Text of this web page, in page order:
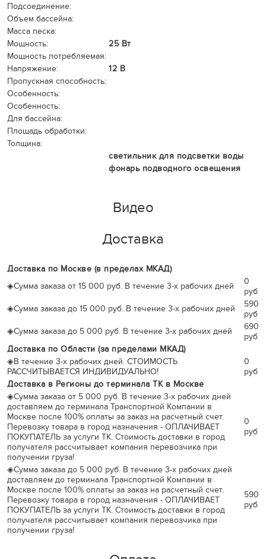
Подсоединение:
Объем бассейна:
Масса песка:
Мощность:
25 Вт
Мощность потребляемая:
Напряжение:
12 В
Пропускная способность:
Особенность:
Особенность:
Для бассейна:
Площадь обработки:
Толщина:
светильник для подсветки воды
фонарь подводного освещения
Видео
Доставка
Доставка по Москве (в пределах МКАД)
◈Сумма заказа от 15 000 руб. В течение 3-х рабочих дней
0
руб
◈Сумма заказа до 15 000 руб. В течение 3-х рабочих дней
590
руб
◈Сумма заказа до 5 000 руб. В течение 3-х рабочих дней
690
руб
Доставка по Области (за пределами МКАД)
◈В течение 3-х рабочих дней. СТОИМОСТЬ
РАССЧИТЫВАЕТСЯ ИНДИВИДУАЛЬНО!
0
руб
Доставка в Регионы до терминала ТК в Москве
◈Сумма заказа от 5 000 руб. В течение 3-х рабочих дней
доставляем до терминала Транспортной Компании в
Москве после 100% оплаты за заказ на расчетный счет.
Перевозку товара в город назначения - ОПЛАЧИВАЕТ
ПОКУПАТЕЛЬ за услуги ТК. Стоимость доставки в город
получателя рассчитывает компания перевозчика при
получении груза!
0
руб
◈Сумма заказа до 5 000 руб. В течение 3-х рабочих дней
доставляем до терминала Транспортной Компании в
Москве после 100% оплаты за заказ на расчетный счет.
Перевозку товара в город назначения - ОПЛАЧИВАЕТ
ПОКУПАТЕЛЬ за услуги ТК. Стоимость доставки в город
получателя рассчитывает компания перевозчика при
получении груза!
590
руб